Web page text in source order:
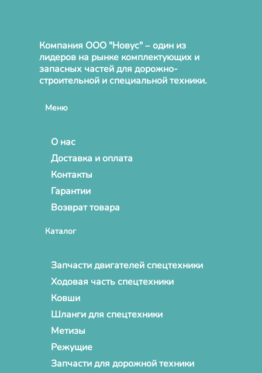
Компания ООО "Новус" – один из
лидеров на рынке комплектующих и
запасных частей для дорожно-
строительной и специальной техники.
Меню
О нас
Доставка и оплата
Контакты
Гарантии
Возврат товара
Каталог
Запчасти двигателей спецтехники
Ходовая часть спецтехники
Ковши
Шланги для спецтехники
Метизы
Режущие
Запчасти для дорожной техники